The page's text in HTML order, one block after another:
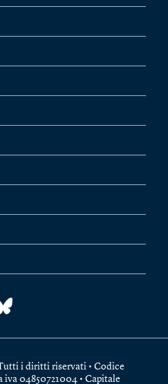
i diritti riservati • Codice
iva 04850721004 • Capitale